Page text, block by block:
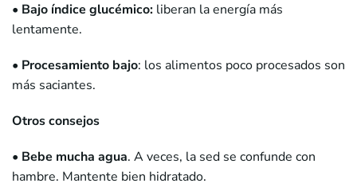
• Bajo índice glucémico: liberan la energía más
lentamente.
• Procesamiento bajo: los alimentos poco procesados son
más saciantes.
Otros consejos
• Bebe mucha agua. A veces, la sed se confunde con
hambre. Mantente bien hidratado.